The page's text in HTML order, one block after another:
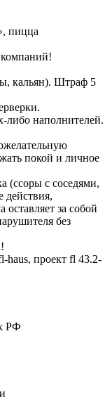
пицца
кальян). Штраф 5
либо наполнителей.
покой и личное
(ссоры с соседями,
действия,
за собой
без
haus, проект fl 43.2-
РФ